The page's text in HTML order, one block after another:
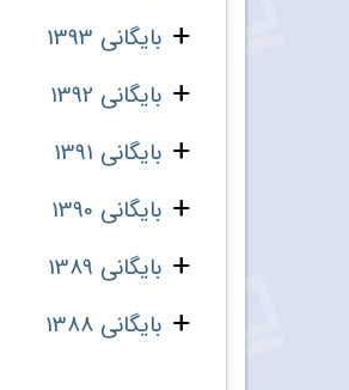
بایگانی 1393
بایگانی 1392
بایگانی 1391
بایگانی 1390
بایگانی 1389
بایگانی 1388